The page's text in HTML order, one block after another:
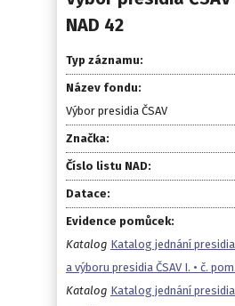
NAD 42
Typ záznamu:
Název fondu:
Výbor presidia ČSAV
Značka:
Číslo listu NAD:
Datace:
Evidence pomůcek:
Katalog Katalog jednání presidia
a výboru presidia ČSAV I. • č.
Katalog Katalog jednání presidia